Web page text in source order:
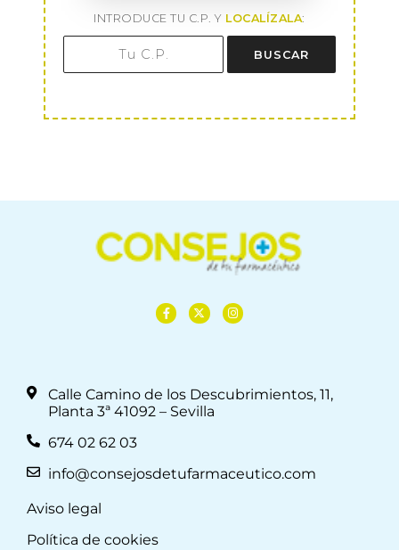
INTRODUCE TU C.P. Y LOCALÍZALA:
BUSCAR
Calle Camino de los Descubrimientos, 11,
Planta 3ª 41092 – Sevilla
674 02 62 03
info@consejosdetufarmaceutico.com
Aviso legal
Política de cookies